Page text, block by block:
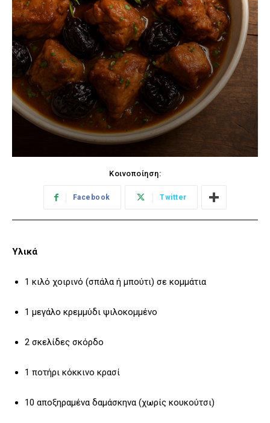
Κοινοποίηση:
Facebook Twitter
Υλικά
1 κιλό χοιρινό (σπάλα ή μπούτι) σε κομμάτια
1 μεγάλο κρεμμύδι ψιλοκομμένο
2 σκελίδες σκόρδο
1 ποτήρι κόκκινο κρασί
10 αποξηραμένα δαμάσκηνα (χωρίς κουκούτσι)